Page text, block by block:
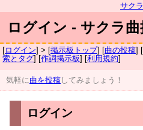
サク
ログイン - サクラ
[ログイン] > [掲示板トップ] [曲の投稿] [
索とタグ] [作詞掲示板] [利用規約]
気軽に曲を投稿 してみましょう！
ログイン